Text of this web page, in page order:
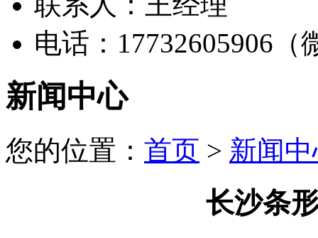
电话：17732605906（
新闻中心
您的位置： 首页 > 新闻
长沙条